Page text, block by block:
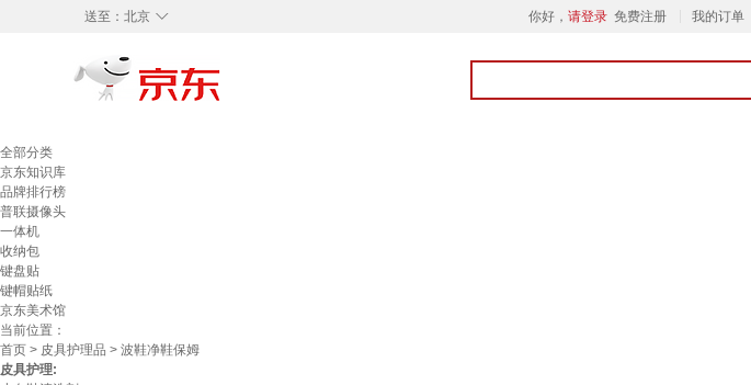
◇
送至： 北京 你好， 请登录 免费注册 我的订单
全部分类
京东知识库
品牌排行榜
普联摄像头
一体机
收纳包
键盘贴
键帽贴纸
京东美术馆
当前位置：
首页 > 皮具护理品 > 波鞋净鞋保姆
皮具护理: